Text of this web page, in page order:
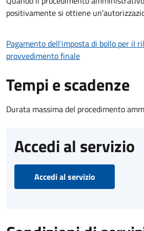
positivamente si ottiene
Pagamento dell'imposta di bollo per il
provvedimento finale
Tempi e scadenze
Durata massima del procedimento
Accedi al servizio
Accedi al servizio